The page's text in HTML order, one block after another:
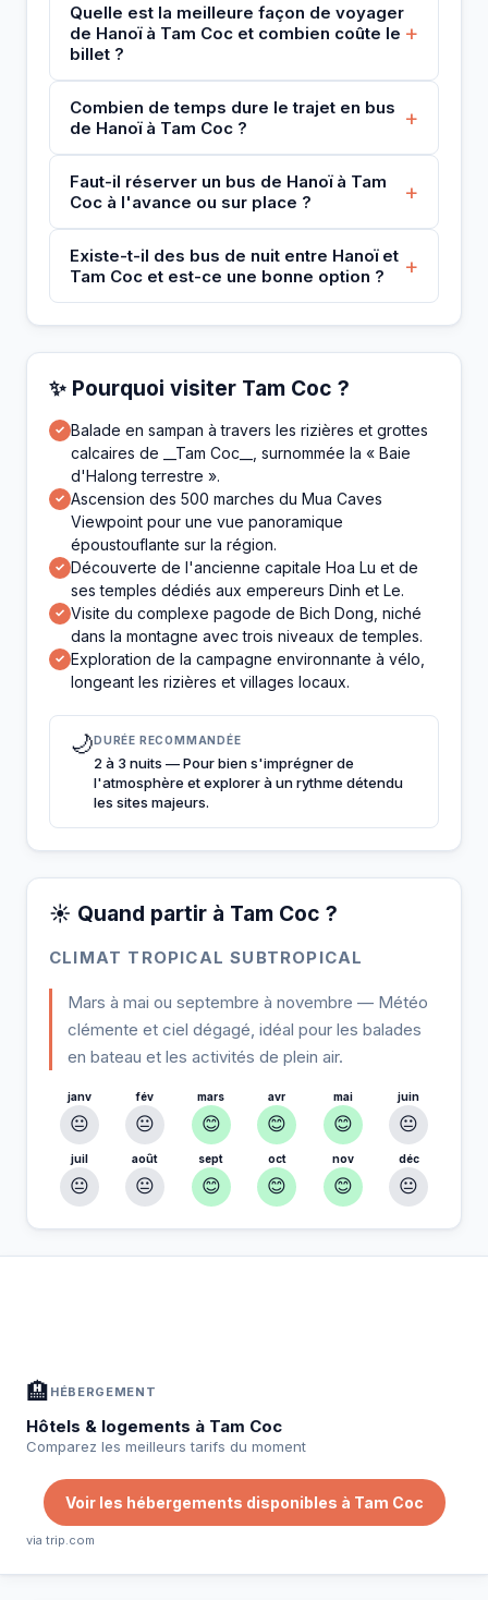
Quelle est la meilleure façon de voyager
de Hanoï à Tam Coc et combien coûte le
billet ?
+
Combien de temps dure le trajet en bus
de Hanoï à Tam Coc ?
+
Faut-il réserver un bus de Hanoï à Tam
Coc à l'avance ou sur place ?
+
Existe-t-il des bus de nuit entre Hanoï et
Tam Coc et est-ce une bonne option ?
+
✨ Pourquoi visiter Tam Coc ?
✓ Balade en sampan à travers les rizières et grottes
calcaires de __Tam Coc__, surnommée la « Baie
d'Halong terrestre ».
✓ Ascension des 500 marches du Mua Caves
Viewpoint pour une vue panoramique
époustouflante sur la région.
✓ Découverte de l'ancienne capitale Hoa Lu et de
ses temples dédiés aux empereurs Dinh et Le.
✓ Visite du complexe pagode de Bich Dong, niché
dans la montagne avec trois niveaux de temples.
✓ Exploration de la campagne environnante à vélo,
longeant les rizières et villages locaux.
🌙DURÉE RECOMMANDÉE
2 à 3 nuits — Pour bien s'imprégner de
l'atmosphère et explorer à un rythme détendu
les sites majeurs.
☀️ Quand partir à Tam Coc ?
CLIMAT TROPICAL SUBTROPICAL
Mars à mai ou septembre à novembre — Météo
clémente et ciel dégagé, idéal pour les balades
en bateau et les activités de plein air.
janv
😐
fév
😐
mars
😊
avr
😊
mai
😊
juin
😐
juil
😐
août
😐
sept
😊
oct
😊
nov
😊
déc
😐
🏨 HÉBERGEMENT
Hôtels & logements à Tam Coc
Comparez les meilleurs tarifs du moment
Voir les hébergements disponibles à Tam Coc
via trip.com